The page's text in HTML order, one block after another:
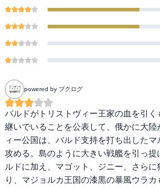
powered by ブクログ
バルドがトリストヴィー王家の血を引
継いでいることを公表して、俄かに大
ィー公国は、バルド支持を打ち出したマ
攻める。島のように大きい戦艦を引っ
ルドに加え、マゴット、ジニー、さら
り、マジョルカ王国の漆黒の暴風ウラ